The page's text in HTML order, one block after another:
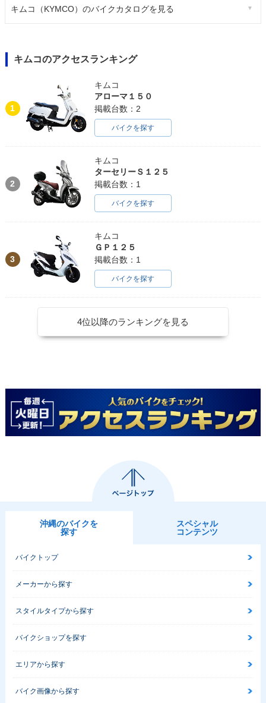
キムコ（KYMCO）のバイクカタログを見る
キムコのアクセスランキング
1
キムコ
アローマ１５０
掲載台数：2
バイクを探す
2
キムコ
ターセリーＳ１２５
掲載台数：1
バイクを探す
3
キムコ
ＧＰ１２５
掲載台数：1
バイクを探す
4位以降のランキングを見る
沖縄のバイクを
探す
スペシャル
コンテンツ
バイクトップ
メーカーから探す
スタイルタイプから探す
バイクショップを探す
エリアから探す
バイク画像から探す